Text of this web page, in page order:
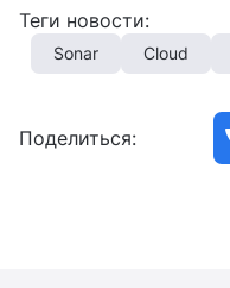
Теги новости:
Sonar Cloud
Поделиться: